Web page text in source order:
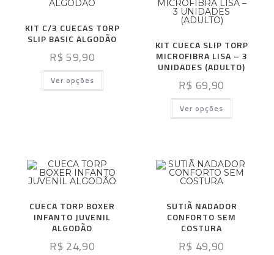
KIT C/3 CUECAS TORP
SLIP BASIC ALGODÃO
R$ 59,90
Ver opções
KIT CUECA SLIP TORP
MICROFIBRA LISA – 3
UNIDADES (ADULTO)
R$ 69,90
Ver opções
CUECA TORP BOXER
INFANTO JUVENIL
ALGODÃO
R$ 24,90
SUTIÃ NADADOR
CONFORTO SEM
COSTURA
R$ 49,90